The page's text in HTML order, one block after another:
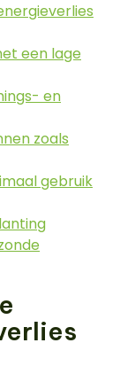
een lage
en
zoals
gebruik